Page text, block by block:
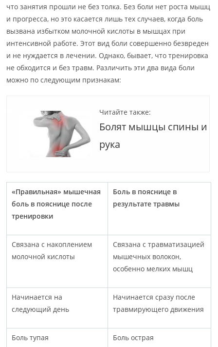
что занятия прошли не без толка. Без боли нет роста мышц
и прогресса, но это касается лишь тех случаев, когда боль
вызвана избытком молочной кислоты в мышцах при
интенсивной работе. Этот вид боли совершенно безвреден
и не нуждается в лечении. Однако, бывает, что тренировка
не обходится и без травм. Различить эти два вида боли
можно по следующим признакам:
Читайте также:
Болят мышцы спины и
рука
«Правильная» мышечная
боль в пояснице после
тренировки
Боль в пояснице в
результате травмы
Связана с накоплением
молочной кислоты
Связана с травматизацией
мышечных волокон,
особенно мелких мышц
Начинается на
следующий день
Начинается сразу после
травмирующего движения
Боль тупая Боль острая